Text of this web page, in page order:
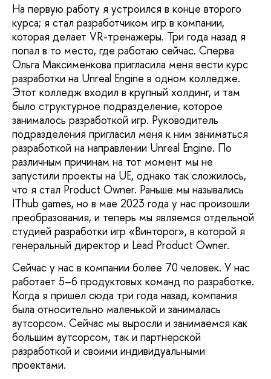
На первую работу я устроился в конце второго
курса; я стал разработчиком игр в компании,
которая делает VR-тренажеры. Три года назад я
попал в то место, где работаю сейчас. Сперва
Ольга Максименкова пригласила меня вести курс
разработки на Unreal Engine в одном колледже.
Этот колледж входил в крупный холдинг, и там
было структурное подразделение, которое
занималось разработкой игр. Руководитель
подразделения пригласил меня к ним заниматься
разработкой на направлении Unreal Engine. По
различным причинам на тот момент мы не
запустили проекты на UE, однако так сложилось,
что я стал Product Owner. Раньше мы назывались
IThub games, но в мае 2023 года у нас произошли
преобразования, и теперь мы являемся отдельной
студией разработки игр «Винторог», в которой я
генеральный директор и Lead Product Owner.
Сейчас у нас в компании более 70 человек. У нас
работает 5–6 продуктовых команд по разработке.
Когда я пришел сюда три года назад, компания
была относительно маленькой и занималась
аутсорсом. Сейчас мы выросли и занимаемся как
большим аутсорсом, так и партнерской
разработкой и своими индивидуальными
проектами.